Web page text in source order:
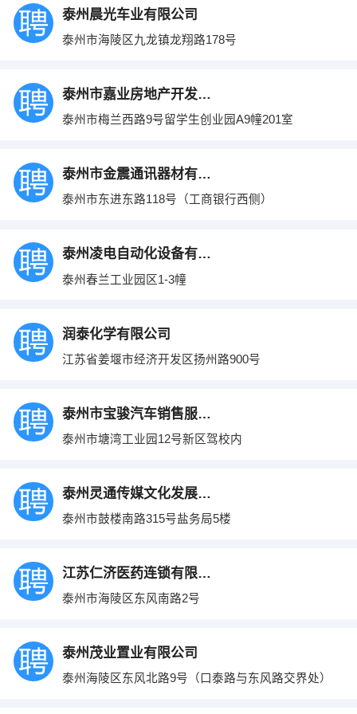
泰州晨光车业有限公司
泰州市海陵区九龙镇龙翔路178号
泰州市嘉业房地产开发有限公司
泰州市梅兰西路9号留学生创业园A9幢201室
泰州市金震通讯器材有限公司
泰州市东进东路118号（工商银行西侧）
泰州凌电自动化设备有限公司
泰州春兰工业园区1-3幢
润泰化学有限公司
江苏省姜堰市经济开发区扬州路900号
泰州市宝骏汽车销售服务有限公司
泰州市塘湾工业园12号新区驾校内
泰州灵通传媒文化发展有限公司
泰州市鼓楼南路315号盐务局5楼
江苏仁济医药连锁有限公司
泰州市海陵区东风南路2号
泰州茂业置业有限公司
泰州海陵区东风北路9号（口泰路与东风路交界处）